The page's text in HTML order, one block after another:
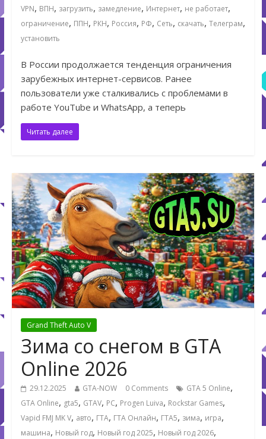
VPN, ВПН, загрузить, замедление, Интернет, не работает,
ограничение, ППН, РКН, Россия, РФ, Сеть, скачать, Телеграм,
установить
В России продолжается тенденция ограничения
зарубежных интернет-сервисов. Ранее
пользователи уже сталкивались с проблемами в
работе YouTube и WhatsApp, а теперь
Читать далее
Grand Theft Auto V
Зима со снегом в GTA
Online 2026
29.12.2025 GTA-NOW 0 Comments GTA 5 Online,
GTA Online, gta5, GTAV, PC, Progen Luiva, Rockstar Games,
Vapid FMJ MK V, авто, ГТА, ГТА Онлайн, ГТА5, зима, игра,
машина, Новый год, Новый год 2025, Новый год 2026,